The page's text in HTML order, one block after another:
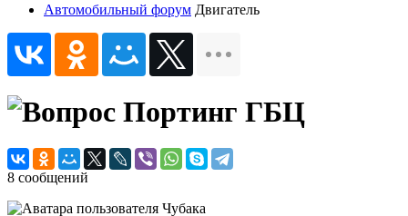
Автомобильный форум Двигатель
Портинг ГБЦ
8 сообщений